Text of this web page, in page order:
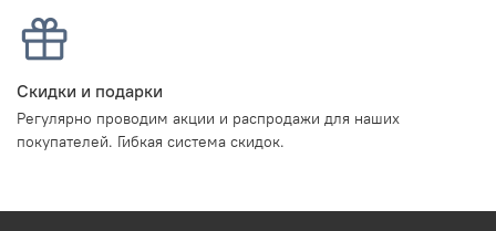
Скидки и подарки
Регулярно проводим акции и распродажи для наших
покупателей. Гибкая система скидок.